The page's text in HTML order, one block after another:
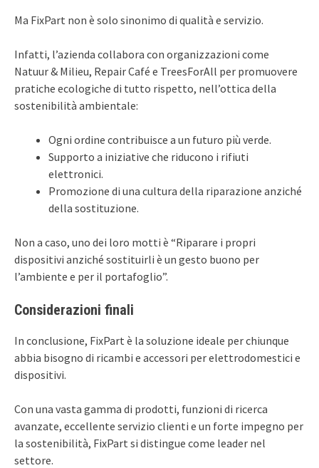
Ma FixPart non è solo sinonimo di qualità e servizio.
Infatti, l’azienda collabora con organizzazioni come
Natuur & Milieu, Repair Café e TreesForAll per promuovere
pratiche ecologiche di tutto rispetto, nell’ottica della
sostenibilità ambientale:
Ogni ordine contribuisce a un futuro più verde.
Supporto a iniziative che riducono i rifiuti
elettronici.
Promozione di una cultura della riparazione anziché
della sostituzione.
Non a caso, uno dei loro motti è “Riparare i propri
dispositivi anziché sostituirli è un gesto buono per
l’ambiente e per il portafoglio”.
Considerazioni finali
In conclusione, FixPart è la soluzione ideale per chiunque
abbia bisogno di ricambi e accessori per elettrodomestici e
dispositivi.
Con una vasta gamma di prodotti, funzioni di ricerca
avanzate, eccellente servizio clienti e un forte impegno per
la sostenibilità, FixPart si distingue come leader nel
settore.